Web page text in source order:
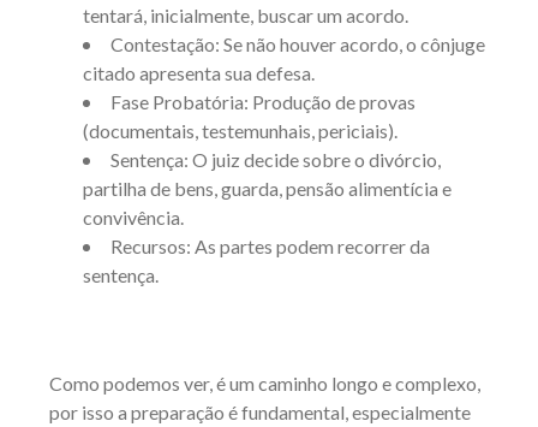
tentará, inicialmente, buscar um acordo.
Contestação: Se não houver acordo, o cônjuge
citado apresenta sua defesa.
Fase Probatória: Produção de provas
(documentais, testemunhais, periciais).
Sentença: O juiz decide sobre o divórcio,
partilha de bens, guarda, pensão alimentícia e
convivência.
Recursos: As partes podem recorrer da
sentença.
Como podemos ver, é um caminho longo e complexo,
por isso a preparação é fundamental, especialmente